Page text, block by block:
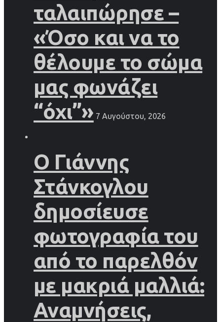
ταλαιπώρησε –
«Όσο και να το
θέλουμε το σώμα
μας φωνάζει
“όχι”» 7 Αυγούστου, 2026
Ο Γιάννης
Στάνκογλου
δημοσίευσε
φωτογραφία του
από το παρελθόν
με μακριά μαλλιά:
Αναμνήσεις,